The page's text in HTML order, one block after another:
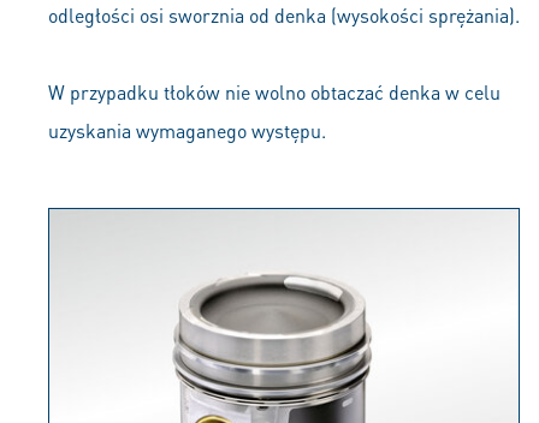
odległości osi sworznia od denka (wysokości sprężania).
W przypadku tłoków nie wolno obtaczać denka w celu
uzyskania wymaganego występu.